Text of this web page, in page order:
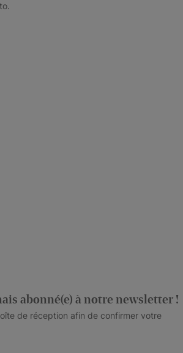
abonné(e) à notre newsletter !
de réception afin de confirmer votre